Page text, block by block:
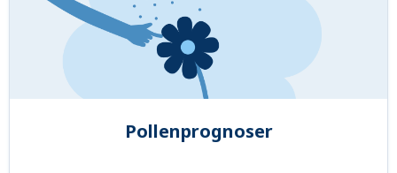
Pollenprognoser